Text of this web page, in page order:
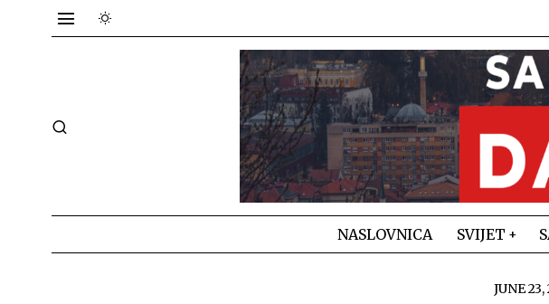
NASLOVNICA SVIJET
JUNE